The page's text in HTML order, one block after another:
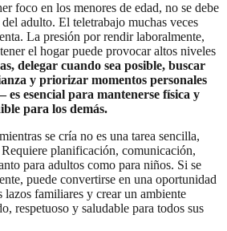
foco en los menores de edad, no se debe
adulto. El teletrabajo muchas veces
La presión por rendir laboralmente,
el hogar puede provocar altos niveles
delegar cuando sea posible, buscar
y priorizar momentos personales
esencial para mantenerse física y
para los demás.
se cría no es una tarea sencilla,
planificación, comunicación,
para adultos como para niños. Si se
puede convertirse en una oportunidad
lazos familiares y crear un ambiente
respetuoso y saludable para todos sus